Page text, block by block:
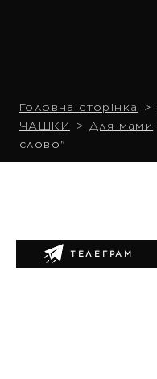
Головна сторінка
ЧАШКИ
Для мами
слово"
ТЕЛЕГРАМ